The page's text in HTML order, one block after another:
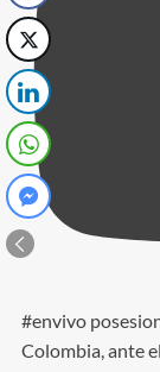
#envivo
Colombia, ante